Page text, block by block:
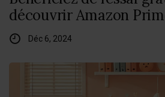
découvrir Amazon
Déc 6, 2024